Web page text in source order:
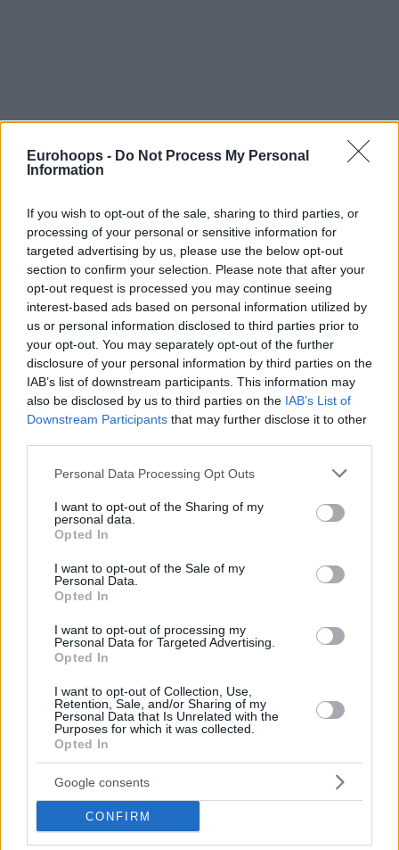
Eurohoops - Do Not Process My Personal
Information
If you wish to opt-out of the sale, sharing to third parties, or
processing of your personal or sensitive information for
targeted advertising by us, please use the below opt-out
section to confirm your selection. Please note that after your
opt-out request is processed you may continue seeing
interest-based ads based on personal information utilized by
us or personal information disclosed to third parties prior to
your opt-out. You may separately opt-out of the further
disclosure of your personal information by third parties on the
IAB’s list of downstream participants. This information may
also be disclosed by us to third parties on the IAB’s List of
Downstream Participants that may further disclose it to other
Please note that this website/app uses one or more Google
not limited to your visit or usage behaviour. You may click to
grant or deny consent to Google and its third-party tags to
use your data for below specified purposes in below Google
consent section.
Personal Data Processing Opt Outs
I want to opt-out of the Sharing of my
personal data.
Opted In
I want to opt-out of the Sale of my
Personal Data.
Opted In
I want to opt-out of processing my
Personal Data for Targeted Advertising.
Opted In
I want to opt-out of Collection, Use,
Retention, Sale, and/or Sharing of my
Personal Data that Is Unrelated with the
Purposes for which it was collected.
Opted In
Google consents
CONFIRM
Της Eurohoops team/info@eurohoops.net
Η αντίπαλος τηςΑΕΚ στο Eurocup, Γκραν Κανάρια
ολοκλήρωσε την πρώτη της μεταγραφή κι όπως φαίνεται
απόκτηση του Ρόις Ο’Νιλ, ο οποίος αποφοίτησε από το
Μπέιλορ, όπου στη senior σεζόν του είχε 10 πόντους, 5.8
Πέρσι, στην πρώτη του επαγγελματική σεζόν, έπαιξε στη
γερμανική Λούντβιγκσμπουργκ, έχοντας 8.1 πόντους και
4.5 ριμπάουντ στο Eurocup.
Στο μεταξύ, σύμφωνα με δημοσίευμα του
, ο Κούριτς συμφώνησε να υπογράψει νέο μονοετές
συμβόλαιο με τους νησιώτες. Ο Αμερικανός γκαρντ
προετοιμάζεται για την τρίτη σεζόν του στην ομάδα,
την περιπέτεια υγείας του